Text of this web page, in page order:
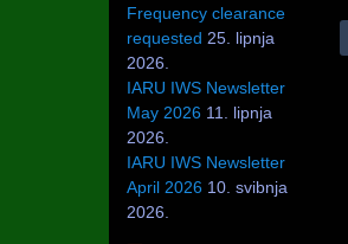
Frequency clearance
requested 25. lipnja
2026.
IARU IWS Newsletter
May 2026 11. lipnja
2026.
IARU IWS Newsletter
April 2026 10. svibnja
2026.